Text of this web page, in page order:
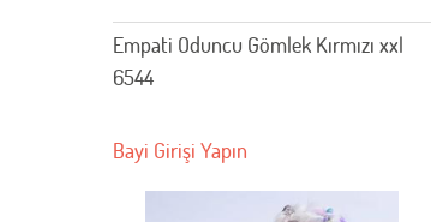
Empati Oduncu Gömlek Kırmızı xxl
6544
Bayi Girişi Yapın